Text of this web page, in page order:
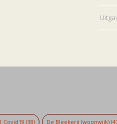
Covid19 (38) De Bleekerij (woonwijk)